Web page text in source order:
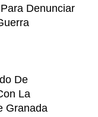
Denunciar
De
La
Granada